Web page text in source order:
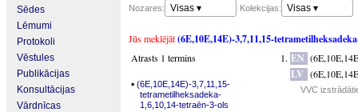
Sēdes
Lēmumi
Protokoli
Vēstules
Publikācijas
Konsultācijas
Vārdnīcas
Nozares:
Visas ▾ Kolekcijas: Visas ▾
Jūs meklējāt(6E,10E,14E)-3,7,11,15-
Atrasts 1 termins
▪ (6E,10E,14E)-3,7,11,15-
tetrametilheksadeka-
1,6,10,14-tetraēn-3-ols
EN
LV
VVC